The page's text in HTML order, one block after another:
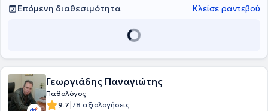
Επόμενη διαθεσιμότητα Κλείσε ραντεβού
Γεωργιάδης Παναγιώτης
Παθολόγος
9.7|78 αξιολογήσεις